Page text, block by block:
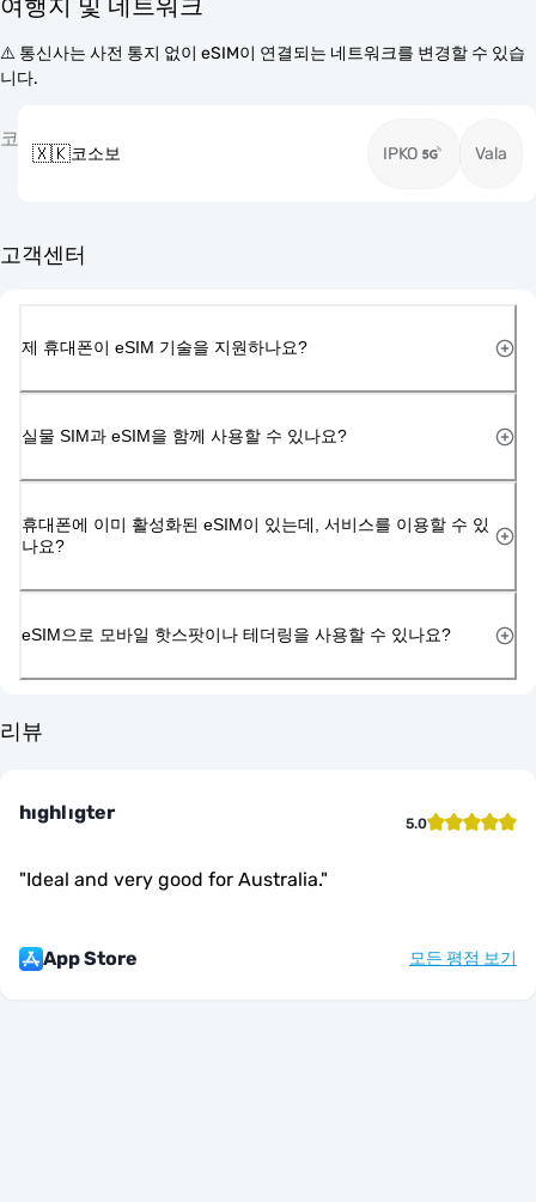
여행지 및 네트워크
⚠️ 통신사는 사전 통지 없이 eSIM이 연결되는 네트워크를 변경할 수 있습
니다.
코
🇽🇰코소보 IPKO Vala
고객센터
제 휴대폰이 eSIM 기술을 지원하나요?
실물 SIM과 eSIM을 함께 사용할 수 있나요?
휴대폰에 이미 활성화된 eSIM이 있는데, 서비스를 이용할 수 있
나요?
eSIM으로 모바일 핫스팟이나 테더링을 사용할 수 있나요?
리뷰
hıghlıgter 5.0
"Ideal and very good for Australia."
App Store 모든 평점 보기